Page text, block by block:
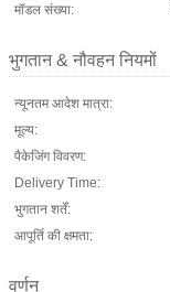
मॉडल संख्या:
भुगतान & नौवहन नियमों
न्यूनतम आदेश मात्रा:
मूल्य:
पैकेजिंग विवरण:
Delivery Time:
भुगतान शर्तें:
आपूर्ति की क्षमता:
वर्णन